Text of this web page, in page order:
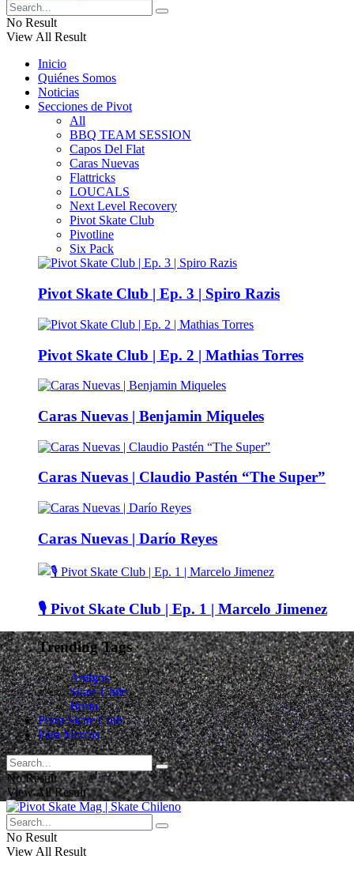
No Result
View All Result
Inicio
Quiénes Somos
Noticias
Secciones de Pivot
All
BBQ TEAM SESSION
Capos Del Flat
Caras Nuevas
Flattricks
LOUCALS
Next Level Recovery
Pivot Skate Club
Pivotline
Six Pack
Pivot Skate Club | Ep. 3 | Spiro Razis
Pivot Skate Club | Ep. 2 | Mathias Torres
Caras Nuevas | Benjamin Miqueles
Caras Nuevas | Claudio Pastén “The Super”
Caras Nuevas | Darío Reyes
🎙️ Pivot Skate Club | Ep. 1 | Marcelo Jimenez
Trending Tags
Amigos
Skate Chile
Busta
Pivot Skate Club
Para Marcas
No Result
View All Result
No Result
View All Result